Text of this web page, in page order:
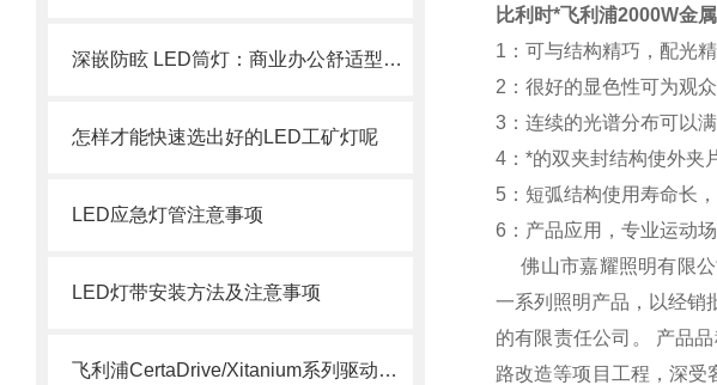
深嵌防眩 LED筒灯：商业办公舒适型嵌入式照明设备
怎样才能快速选出好的LED工矿灯呢
LED应急灯管注意事项
LED灯带安装方法及注意事项
飞利浦CertaDrive/Xitanium系列驱动电源型号参数
比利时*飞利浦2000W金
1：可与结构精巧，配光
2：很好的显色性可为观
3：连续的光谱分布可以
4：*的双夹封结构使外夹
5：短弧结构使用寿命长
6：产品应用，专业运动
佛山市嘉耀照明有限公
一系列照明产品，以经销
的有限责任公司。 产品
路改造等项目工程，深受